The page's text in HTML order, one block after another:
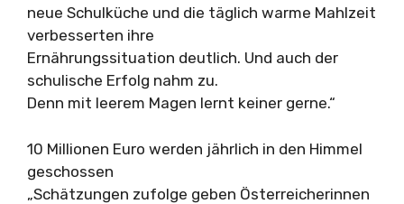
neue Schulküche und die täglich warme Mahlzeit
verbesserten ihre
Ernährungssituation deutlich. Und auch der
schulische Erfolg nahm zu.
Denn mit leerem Magen lernt keiner gerne.“
10 Millionen Euro werden jährlich in den Himmel
geschossen
„Schätzungen zufolge geben Österreicherinnen